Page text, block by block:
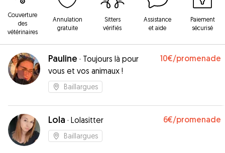
Couverture
des
vétérinaires
Annulation
gratuite
Sitters
vérifiés
Assistance
et aide
Paiement
sécurisé
Pauline · Toujours là pour
vous et vos animaux !
10€/promenade
Baillargues
Lola · Lolasitter 6€/promenade
Baillargues